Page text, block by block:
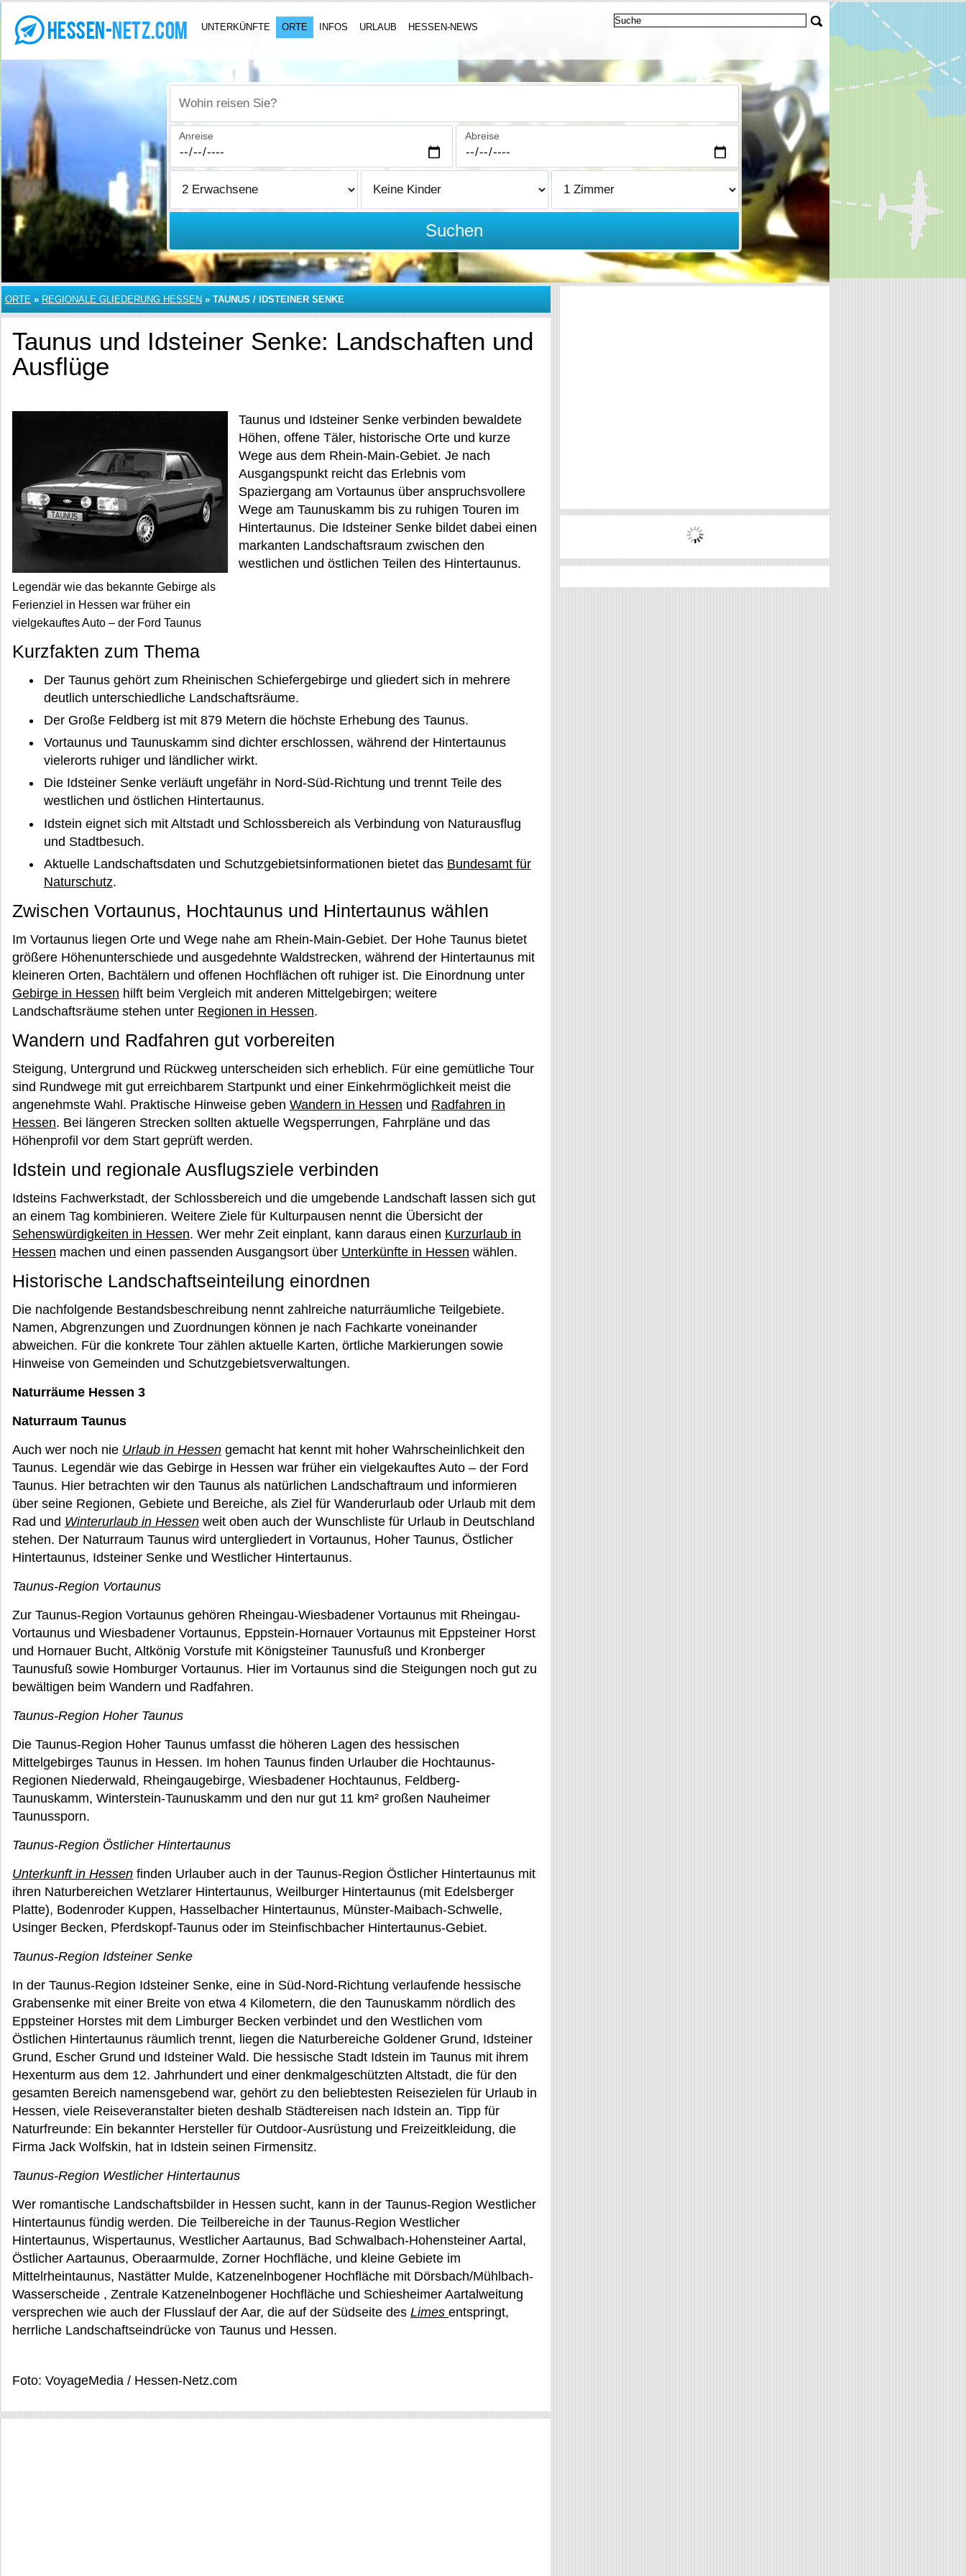
UNTERKÜNFTE ORTE INFOS URLAUB HESSEN-NEWS
Wohin reisen Sie?
Anreise Abreise
Suchen
ORTE » REGIONALE GLIEDERUNG HESSEN » TAUNUS / IDSTEINER SENKE
Taunus und Idsteiner Senke: Landschaften und
Ausflüge
Legendär wie das bekannte Gebirge als
Ferienziel in Hessen war früher ein
vielgekauftes Auto – der Ford Taunus
Taunus und Idsteiner Senke verbinden bewaldete
Höhen, offene Täler, historische Orte und kurze
Wege aus dem Rhein-Main-Gebiet. Je nach
Ausgangspunkt reicht das Erlebnis vom
Spaziergang am Vortaunus über anspruchsvollere
Wege am Taunuskamm bis zu ruhigen Touren im
Hintertaunus. Die Idsteiner Senke bildet dabei einen
markanten Landschaftsraum zwischen den
westlichen und östlichen Teilen des Hintertaunus.
Kurzfakten zum Thema
Der Taunus gehört zum Rheinischen Schiefergebirge und gliedert sich in mehrere
deutlich unterschiedliche Landschaftsräume.
Der Große Feldberg ist mit 879 Metern die höchste Erhebung des Taunus.
Vortaunus und Taunuskamm sind dichter erschlossen, während der Hintertaunus
vielerorts ruhiger und ländlicher wirkt.
Die Idsteiner Senke verläuft ungefähr in Nord-Süd-Richtung und trennt Teile des
westlichen und östlichen Hintertaunus.
Idstein eignet sich mit Altstadt und Schlossbereich als Verbindung von Naturausflug
und Stadtbesuch.
Aktuelle Landschaftsdaten und Schutzgebietsinformationen bietet das Bundesamt für
Naturschutz.
Zwischen Vortaunus, Hochtaunus und Hintertaunus wählen
Im Vortaunus liegen Orte und Wege nahe am Rhein-Main-Gebiet. Der Hohe Taunus bietet
größere Höhenunterschiede und ausgedehnte Waldstrecken, während der Hintertaunus mit
kleineren Orten, Bachtälern und offenen Hochflächen oft ruhiger ist. Die Einordnung unter
Gebirge in Hessen hilft beim Vergleich mit anderen Mittelgebirgen; weitere
Landschaftsräume stehen unter Regionen in Hessen.
Wandern und Radfahren gut vorbereiten
Steigung, Untergrund und Rückweg unterscheiden sich erheblich. Für eine gemütliche Tour
sind Rundwege mit gut erreichbarem Startpunkt und einer Einkehrmöglichkeit meist die
angenehmste Wahl. Praktische Hinweise geben Wandern in Hessen und Radfahren in
Hessen. Bei längeren Strecken sollten aktuelle Wegsperrungen, Fahrpläne und das
Höhenprofil vor dem Start geprüft werden.
Idstein und regionale Ausflugsziele verbinden
Idsteins Fachwerkstadt, der Schlossbereich und die umgebende Landschaft lassen sich gut
an einem Tag kombinieren. Weitere Ziele für Kulturpausen nennt die Übersicht der
Sehenswürdigkeiten in Hessen. Wer mehr Zeit einplant, kann daraus einen Kurzurlaub in
Hessen machen und einen passenden Ausgangsort über Unterkünfte in Hessen wählen.
Historische Landschaftseinteilung einordnen
Die nachfolgende Bestandsbeschreibung nennt zahlreiche naturräumliche Teilgebiete.
Namen, Abgrenzungen und Zuordnungen können je nach Fachkarte voneinander
abweichen. Für die konkrete Tour zählen aktuelle Karten, örtliche Markierungen sowie
Hinweise von Gemeinden und Schutzgebietsverwaltungen.
Naturräume Hessen 3
Naturraum Taunus
Auch wer noch nie Urlaub in Hessen gemacht hat kennt mit hoher Wahrscheinlichkeit den
Taunus. Legendär wie das Gebirge in Hessen war früher ein vielgekauftes Auto – der Ford
Taunus. Hier betrachten wir den Taunus als natürlichen Landschaftraum und informieren
über seine Regionen, Gebiete und Bereiche, als Ziel für Wanderurlaub oder Urlaub mit dem
Rad und Winterurlaub in Hessen weit oben auch der Wunschliste für Urlaub in Deutschland
stehen. Der Naturraum Taunus wird untergliedert in Vortaunus, Hoher Taunus, Östlicher
Hintertaunus, Idsteiner Senke und Westlicher Hintertaunus.
Taunus-Region Vortaunus
Zur Taunus-Region Vortaunus gehören Rheingau-Wiesbadener Vortaunus mit Rheingau-
Vortaunus und Wiesbadener Vortaunus, Eppstein-Hornauer Vortaunus mit Eppsteiner Horst
und Hornauer Bucht, Altkönig Vorstufe mit Königsteiner Taunusfuß und Kronberger
Taunusfuß sowie Homburger Vortaunus. Hier im Vortaunus sind die Steigungen noch gut zu
bewältigen beim Wandern und Radfahren.
Taunus-Region Hoher Taunus
Die Taunus-Region Hoher Taunus umfasst die höheren Lagen des hessischen
Mittelgebirges Taunus in Hessen. Im hohen Taunus finden Urlauber die Hochtaunus-
Regionen Niederwald, Rheingaugebirge, Wiesbadener Hochtaunus, Feldberg-
Taunuskamm, Winterstein-Taunuskamm und den nur gut 11 km² großen Nauheimer
Taunussporn.
Taunus-Region Östlicher Hintertaunus
Unterkunft in Hessen finden Urlauber auch in der Taunus-Region Östlicher Hintertaunus mit
ihren Naturbereichen Wetzlarer Hintertaunus, Weilburger Hintertaunus (mit Edelsberger
Platte), Bodenroder Kuppen, Hasselbacher Hintertaunus, Münster-Maibach-Schwelle,
Usinger Becken, Pferdskopf-Taunus oder im Steinfischbacher Hintertaunus-Gebiet.
Taunus-Region Idsteiner Senke
In der Taunus-Region Idsteiner Senke, eine in Süd-Nord-Richtung verlaufende hessische
Grabensenke mit einer Breite von etwa 4 Kilometern, die den Taunuskamm nördlich des
Eppsteiner Horstes mit dem Limburger Becken verbindet und den Westlichen vom
Östlichen Hintertaunus räumlich trennt, liegen die Naturbereiche Goldener Grund, Idsteiner
Grund, Escher Grund und Idsteiner Wald. Die hessische Stadt Idstein im Taunus mit ihrem
Hexenturm aus dem 12. Jahrhundert und einer denkmalgeschützten Altstadt, die für den
gesamten Bereich namensgebend war, gehört zu den beliebtesten Reisezielen für Urlaub in
Hessen, viele Reiseveranstalter bieten deshalb Städtereisen nach Idstein an. Tipp für
Naturfreunde: Ein bekannter Hersteller für Outdoor-Ausrüstung und Freizeitkleidung, die
Firma Jack Wolfskin, hat in Idstein seinen Firmensitz.
Taunus-Region Westlicher Hintertaunus
Wer romantische Landschaftsbilder in Hessen sucht, kann in der Taunus-Region Westlicher
Hintertaunus fündig werden. Die Teilbereiche in der Taunus-Region Westlicher
Hintertaunus, Wispertaunus, Westlicher Aartaunus, Bad Schwalbach-Hohensteiner Aartal,
Östlicher Aartaunus, Oberaarmulde, Zorner Hochfläche, und kleine Gebiete im
Mittelrheintaunus, Nastätter Mulde, Katzenelnbogener Hochfläche mit Dörsbach/Mühlbach-
Wasserscheide , Zentrale Katzenelnbogener Hochfläche und Schiesheimer Aartalweitung
versprechen wie auch der Flusslauf der Aar, die auf der Südseite des Limes entspringt,
herrliche Landschaftseindrücke von Taunus und Hessen.
Foto: VoyageMedia / Hessen-Netz.com